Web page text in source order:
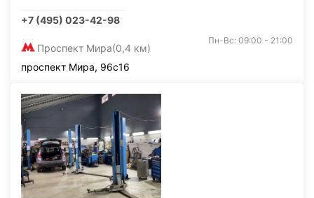
+7 (495) 023-42-98
Проспект Мира(0,4 км)
Пн-Вс: 09:00 - 21:00
проспект Мира, 96с16